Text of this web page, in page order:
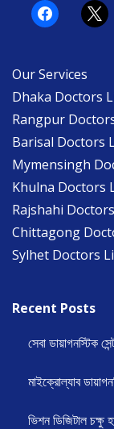
facebook
x
Our Services
Dhaka Doctors
Rangpur
Barisal Doctors
Mymensingh
Khulna Doctors
Rajshahi
Chittagong
Sylhet Doctors
Recent Posts
সেবা ডায়াগনস্টিক
মাইক্রোল্যাব
ভিশন ডিজিটাল চক্ষু